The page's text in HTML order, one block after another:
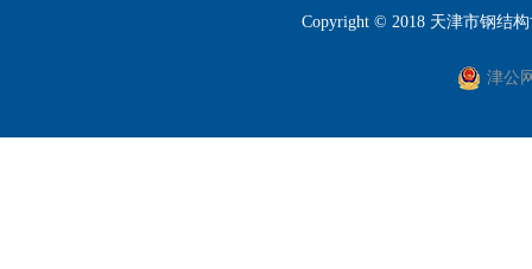
Copyright © 2018 天津市钢结
津公